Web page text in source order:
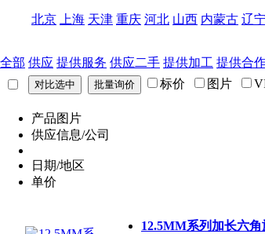
北京 上海 天津 重庆 河北 山西 内蒙古 辽
全部 供应 提供服务 供应二手 提供加工 提供合
标价
图片
产品图片
供应信息/公司
日期/地区
单价
12.5MM系列加长六